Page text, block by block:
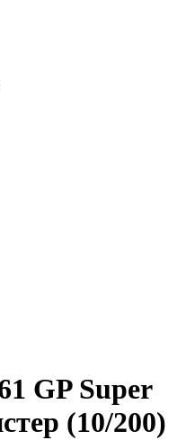
GP Super
(10/200)